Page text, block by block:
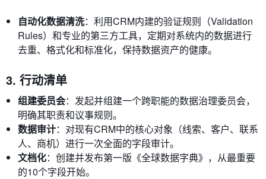
自动化数据清洗：利用CRM内建的验证规则（Validation
Rules）和专业的第三方工具，定期对系统内的数据进行
去重、格式化和标准化，保持数据资产的健康。
3. 行动清单
组建委员会：发起并组建一个跨职能的数据治理委员会，
明确其职责和议事规则。
数据审计：对现有CRM中的核心对象（线索、客户、联系
人、商机）进行一次全面的字段审计。
文档化：创建并发布第一版《全球数据字典》，从最重要
的10个字段开始。